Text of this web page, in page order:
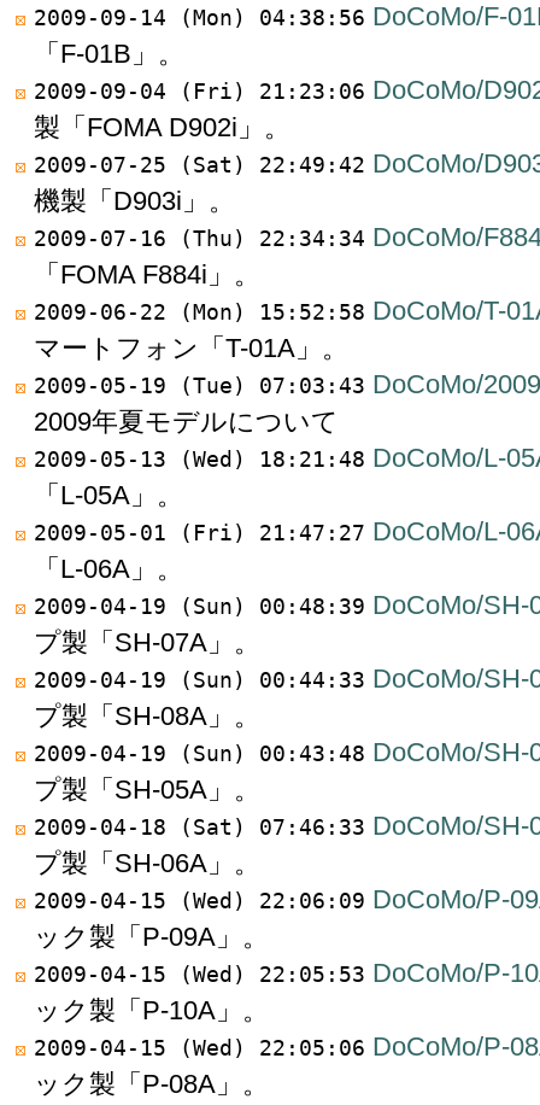
2009-09-14 (Mon) 04:38:56 DoCoMo/F-
「F-01B」。
2009-09-04 (Fri) 21:23:06 DoCoMo/
製「FOMA D902i」。
2009-07-25 (Sat) 22:49:42 DoCoMo/
機製「D903i」。
2009-07-16 (Thu) 22:34:34 DoCoMo/
「FOMA F884i」。
2009-06-22 (Mon) 15:52:58 DoCoMo/T-
マートフォン「T-01A」。
2009-05-19 (Tue) 07:03:43 DoCoMo/
2009年夏モデルについて
2009-05-13 (Wed) 18:21:48 DoCoMo/L-
「L-05A」。
2009-05-01 (Fri) 21:47:27 DoCoMo/L-
「L-06A」。
2009-04-19 (Sun) 00:48:39 DoCoMo/SH-
プ製「SH-07A」。
2009-04-19 (Sun) 00:44:33 DoCoMo/SH-
プ製「SH-08A」。
2009-04-19 (Sun) 00:43:48 DoCoMo/SH-
プ製「SH-05A」。
2009-04-18 (Sat) 07:46:33 DoCoMo/SH-
プ製「SH-06A」。
2009-04-15 (Wed) 22:06:09 DoCoMo/P-
ック製「P-09A」。
2009-04-15 (Wed) 22:05:53 DoCoMo/P-
ック製「P-10A」。
2009-04-15 (Wed) 22:05:06 DoCoMo/P-
ック製「P-08A」。